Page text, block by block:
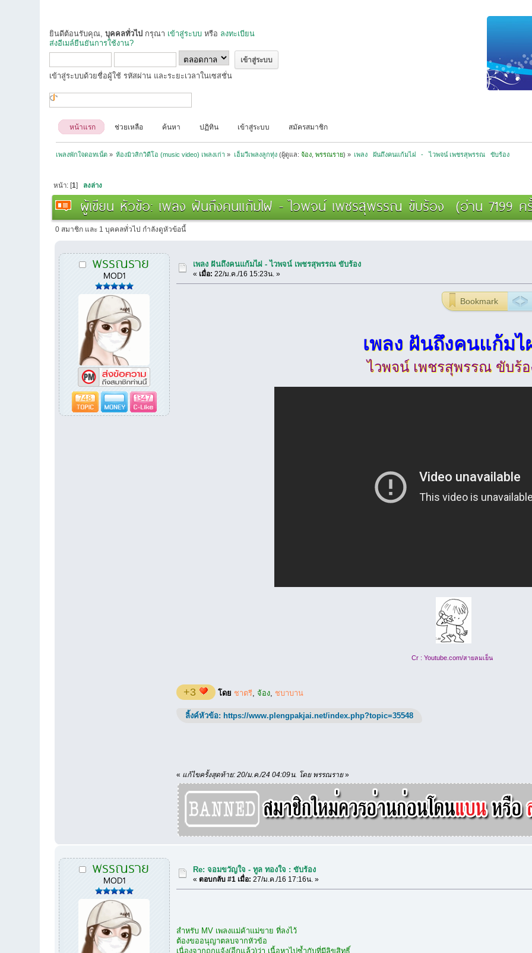
ยินดีต้อนรับคุณ,บุคคลทั่วไป กรุณา เข้าสู่ระบบ หรือ ลงทะเบียน
ส่งอีเมล์ยืนยันการใช้งาน?
เข้าสู่ระบบด้วยชื่อผู้ใช้ รหัสผ่าน และระยะเวลาในเซสชั่น
หน้าแรก ช่วยเหลือ ค้นหา ปฏิทิน เข้าสู่ระบบ สมัครสมาชิก
เพลงพักใจดอทเน็ต» ห้องมิวสิกวิดีโอ (music video) เพลงเก่า » เอ็มวีเพลงลูกทุ่ง(ผู้ดูแล: จ้อง, พรรณราย) » เพลง   ฝันถึงคนแก้มไฝ   -   ไวพจน์ เพชรสุพรรณ   ขับร้อง
หน้า: [1] ลงล่าง
ผู้เขียน หัวข้อ: เพลง ฝันถึงคนแก้มไฝ - ไวพจน์ เพชรสุพรรณ ขับร้อง (อ่าน 7199 ค
0 สมาชิก และ 1 บุคคลทั่วไป กำลังดูหัวข้อนี้
พรรณราย
MOD1
748 1347
เพลง ฝันถึงคนแก้มไฝ - ไวพจน์ เพชรสุพรรณ ขับร้อง
« เมื่อ: 22/ม.ค./16 15:23น. »
Bookmark
เพลง ฝันถึงคนแก้มไ
ไวพจน์ เพชรสุพรรณ ขับร้อ
Cr : Youtube.com/สายลมเย็น
+3 โดย ชาตรี จ้อง ชบาบาน
ลิ้งค์หัวข้อ: https://www.plengpakjai.net/index.php?topic=35548
« แก้ไขครั้งสุดท้าย: 20/ม.ค./24 04:09น. โดย พรรณราย»
พรรณราย
MOD1
Re: จอมขวัญใจ - ทูล ทองใจ : ขับร้อง
«ตอบกลับ #1 เมื่อ: 27/ม.ค./16 17:16น. »
สำหรับ MV เพลงแม่ค้าแม่ขาย ที่ลงไว้
ต้องขออนุญาตลบจากหัวข้อ
เนื่องจากถูกแจ้ง(อีกแล้ว)ว่า เนื้อหาไปซ้ำกับที่มีลิขสิทธิ์